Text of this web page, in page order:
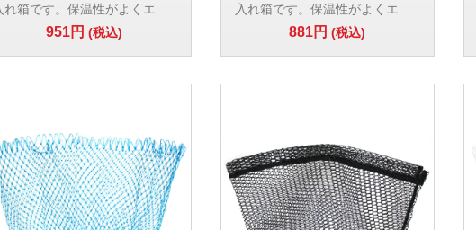
れ箱です。保温性がよくエサ
鮮度の落ちが遅いので釣果ア
プにつながります。
製
防釣 カゴ釣 投げ釣り 遠投 夜
951円(税込)
入れ箱です。保温性がよくエサ
の鮮度の落ちが遅いので釣果ア
ップにつながります。
木製
堤防釣 カゴ釣 投げ釣り 遠投 夜
釣
881円(税込)